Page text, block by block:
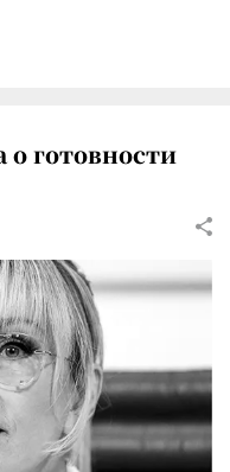
о готовности